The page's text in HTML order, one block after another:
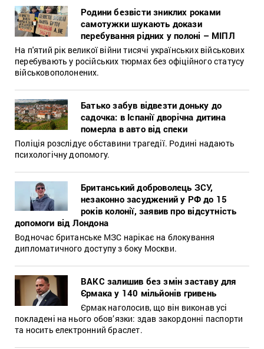
Родини безвісти зниклих роками
самотужки шукають докази
перебування рідних у полоні – МІПЛ
На п'ятий рік великої війни тисячі українських військових
перебувають у російських тюрмах без офіційного статусу
військовополонених.
Батько забув відвезти доньку до
садочка: в Іспанії дворічна дитина
померла в авто від спеки
Поліція розслідує обставини трагедії. Родині надають
психологічну допомогу.
Британський доброволець ЗСУ,
незаконно засуджений у РФ до 15
років колонії, заявив про відсутність
допомоги від Лондона
Водночас британське МЗС нарікає на блокування
дипломатичного доступу з боку Москви.
ВАКС залишив без змін заставу для
Єрмака у 140 мільйонів гривень
Єрмак наголосив, що він виконав усі
покладені на нього обов’язки: здав закордонні паспорти
та носить електронний браслет.